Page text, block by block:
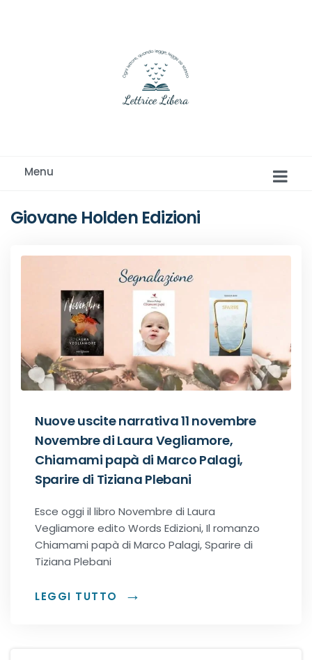
Menu
Romance e Romanzi rosa
Recensioni Narrativa
Classici
Romance
Bikers romance
Chick-Lit
Giovane Holden Edizioni
Nuove uscite narrativa 11 novembre
Novembre di Laura Vegliamore,
Chiamami papà di Marco Palagi,
Sparire di Tiziana Plebani
Esce oggi il libro Novembre di Laura
Vegliamore edito Words Edizioni, Il romanzo
Chiamami papà di Marco Palagi, Sparire di
Tiziana Plebani
LEGGI TUTTO